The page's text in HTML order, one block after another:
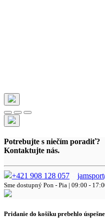
Potrebujte s niečím poradiť?
Kontaktujte nás.
+421 908 128 057
Sme dostupný Pon - Pia | 09:00 -
Pridanie do košíku prebehlo